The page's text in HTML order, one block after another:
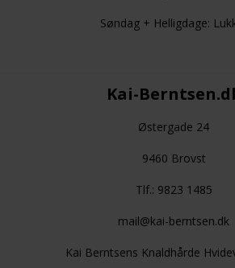
Kai-
Østergade 24
9460 Brovst
Tlf.: 9823 1485
mail@kai-berntsen.dk
Kai Berntsens Knaldhårde
Søndag + Helligdage: